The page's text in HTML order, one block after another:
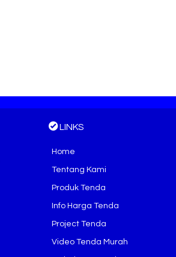
LINKS
Home
Tentang Kami
Produk Tenda
Info Harga Tenda
Project Tenda
Video Tenda Murah